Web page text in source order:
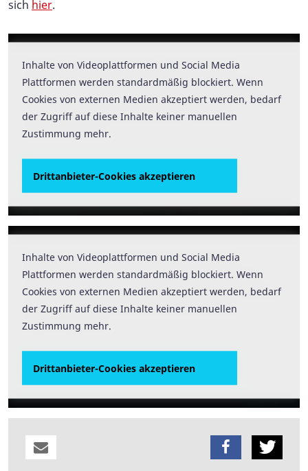
sich hier.
Inhalte von Videoplattformen und Social Media
Plattformen werden standardmäßig blockiert. Wenn
Cookies von externen Medien akzeptiert werden, bedarf
der Zugriff auf diese Inhalte keiner manuellen
Zustimmung mehr.
Drittanbieter-Cookies akzeptieren
Inhalte von Videoplattformen und Social Media
Plattformen werden standardmäßig blockiert. Wenn
Cookies von externen Medien akzeptiert werden, bedarf
der Zugriff auf diese Inhalte keiner manuellen
Zustimmung mehr.
Drittanbieter-Cookies akzeptieren
Inhalte von Videoplattformen und Social Media
Plattformen werden standardmäßig blockiert. Wenn
Cookies von externen Medien akzeptiert werden, bedarf
der Zugriff auf diese Inhalte keiner manuellen
Zustimmung mehr.
Drittanbieter-Cookies akzeptieren
Inhalte von Videoplattformen und Social Media
Plattformen werden standardmäßig blockiert. Wenn
Cookies von externen Medien akzeptiert werden, bedarf
der Zugriff auf diese Inhalte keiner manuellen
Zustimmung mehr.
Drittanbieter-Cookies akzeptieren